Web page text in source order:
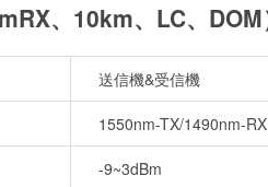
、10km、LC、DOM
送信機&受信機
1550nm-TX/1490nm-RX
-9~3dBm